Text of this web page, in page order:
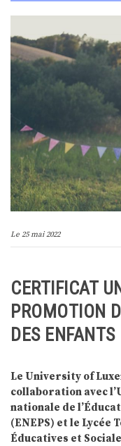
Le 25 mai 2022
CERTIFICAT
PROMOTION
DES ENFANTS
Le University of
collaboration avec
nationale de
(ENEPS) et le Lycée
Éducatives et